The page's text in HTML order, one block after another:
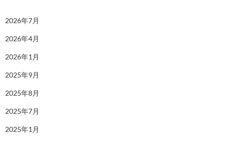
2026年7月
2026年4月
2026年1月
2025年9月
2025年8月
2025年7月
2025年1月